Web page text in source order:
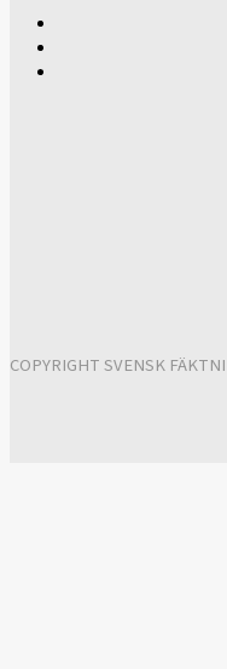
COPYRIGHT SVENSK